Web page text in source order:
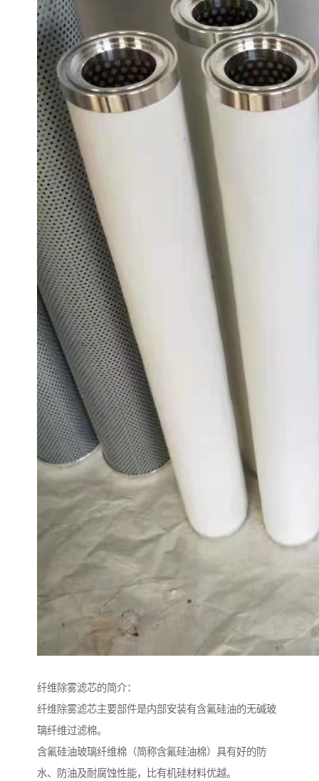
纤维除雾滤芯的简介：
纤维除雾滤芯主要部件是内部安装有含氟硅油的无碱玻
璃纤维过滤棉。
含氟硅油玻璃纤维棉（简称含氟硅油棉）具有好的防
水、防油及耐腐蚀性能，比有机硅材料优越。